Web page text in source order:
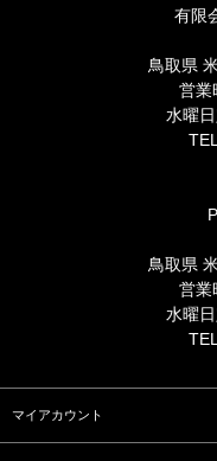
有限
鳥取県
営業
水曜
鳥取県
営業
水曜
マイアカウント